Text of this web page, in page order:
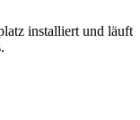
installiert und läuft